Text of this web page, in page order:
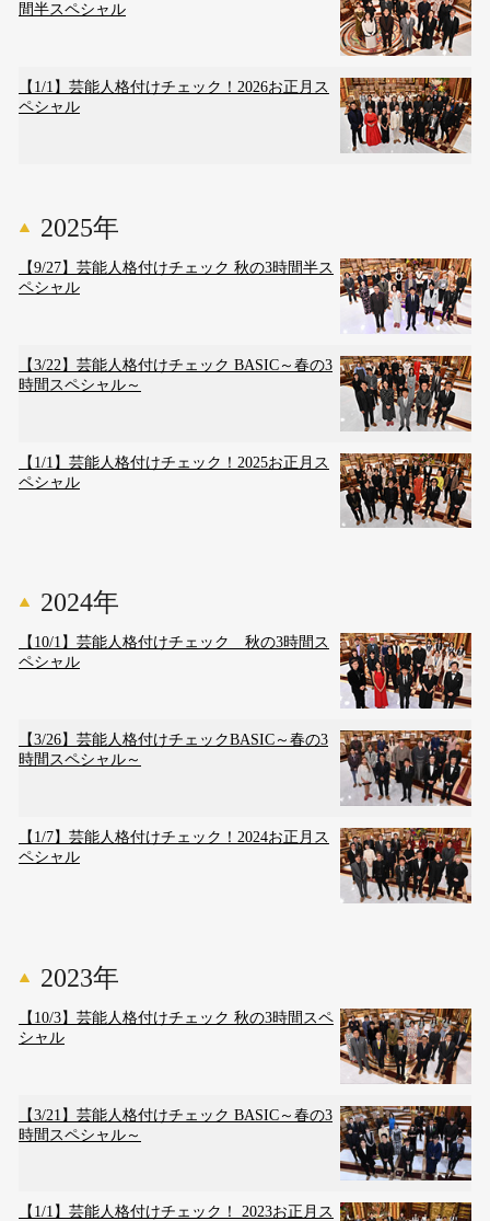
間半スペシャル
【1/1】芸能人格付けチェック！2026お正月ス
ペシャル
2025年
【9/27】芸能人格付けチェック 秋の3時間半ス
ペシャル
【3/22】芸能人格付けチェック BASIC～春の3
時間スペシャル～
【1/1】芸能人格付けチェック！2025お正月ス
ペシャル
2024年
【10/1】芸能人格付けチェック 秋の3時間ス
ペシャル
【3/26】芸能人格付けチェックBASIC～春の3
時間スペシャル～
【1/7】芸能人格付けチェック！2024お正月ス
ペシャル
2023年
【10/3】芸能人格付けチェック 秋の3時間スペ
シャル
【3/21】芸能人格付けチェック BASIC～春の3
時間スペシャル～
【1/1】芸能人格付けチェック！ 2023お正月ス